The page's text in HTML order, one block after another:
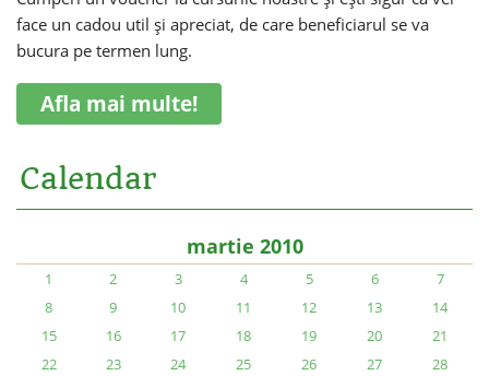
face un cadou util și apreciat, de care beneficiarul se va
bucura pe termen lung.
Afla mai multe!
Calendar
martie 2010
1 2 3 4 5 6
7
8
9 10 11 12 13
14
15
16 17 18 19 20
21
22
23 24 25 26 27
28